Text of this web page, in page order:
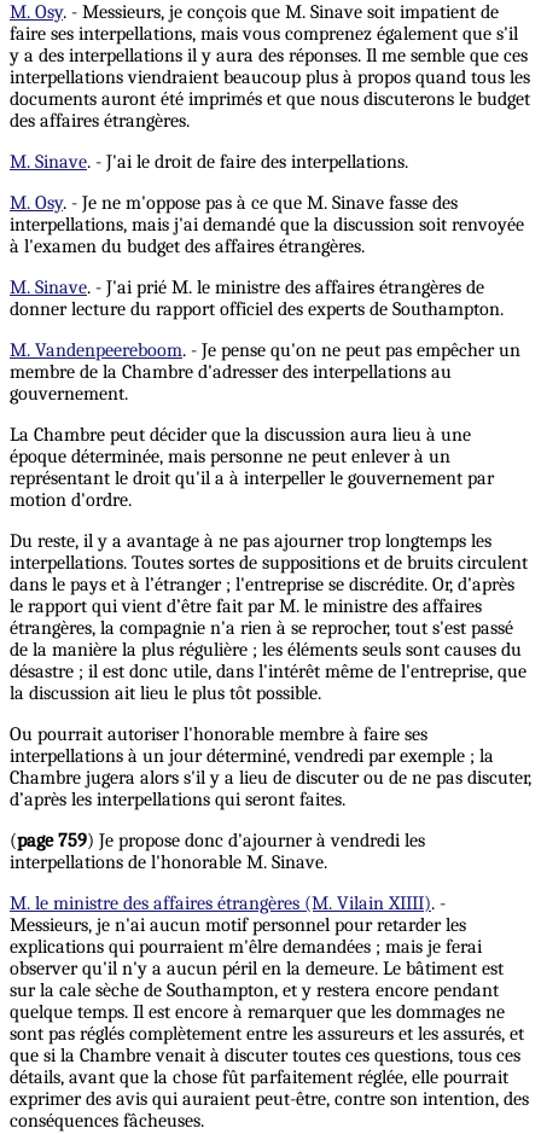
M. Osy. - Messieurs, je conçois que M. Sinave soit impatient de
faire ses interpellations, mais vous comprenez également que s'il
y a des interpellations il y aura des réponses. Il me semble que ces
interpellations viendraient beaucoup plus à propos quand tous les
documents auront été imprimés et que nous discuterons le budget
des affaires étrangères.
M. Sinave. - J'ai le droit de faire des interpellations.
M. Osy. - Je ne m'oppose pas à ce que M. Sinave fasse des
interpellations, mais j'ai demandé que la discussion soit renvoyée
à l'examen du budget des affaires étrangères.
M. Sinave. - J'ai prié M. le ministre des affaires étrangères de
donner lecture du rapport officiel des experts de Southampton.
M. Vandenpeereboom. - Je pense qu'on ne peut pas empêcher un
membre de la Chambre d'adresser des interpellations au
gouvernement.
La Chambre peut décider que la discussion aura lieu à une
époque déterminée, mais personne ne peut enlever à un
représentant le droit qu'il a à interpeller le gouvernement par
motion d'ordre.
Du reste, il y a avantage à ne pas ajourner trop longtemps les
interpellations. Toutes sortes de suppositions et de bruits circulent
dans le pays et à l’étranger ; l'entreprise se discrédite. Or, d'après
le rapport qui vient d’être fait par M. le ministre des affaires
étrangères, la compagnie n'a rien à se reprocher, tout s'est passé
de la manière la plus régulière ; les éléments seuls sont causes du
désastre ; il est donc utile, dans l'intérêt même de l'entreprise, que
la discussion ait lieu le plus tôt possible.
Ou pourrait autoriser l'honorable membre à faire ses
interpellations à un jour déterminé, vendredi par exemple ; la
Chambre jugera alors s'il y a lieu de discuter ou de ne pas discuter,
d’après les interpellations qui seront faites.
(page 759) Je propose donc d'ajourner à vendredi les
interpellations de l'honorable M. Sinave.
M. le ministre des affaires étrangères (M. Vilain XIIII). -
Messieurs, je n'ai aucun motif personnel pour retarder les
explications qui pourraient m'êlre demandées ; mais je ferai
observer qu'il n'y a aucun péril en la demeure. Le bâtiment est
sur la cale sèche de Southampton, et y restera encore pendant
quelque temps. Il est encore à remarquer que les dommages ne
sont pas réglés complètement entre les assureurs et les assurés, et
que si la Chambre venait à discuter toutes ces questions, tous ces
détails, avant que la chose fût parfaitement réglée, elle pourrait
exprimer des avis qui auraient peut-être, contre son intention, des
conséquences fâcheuses.